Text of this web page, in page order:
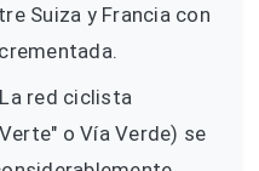
Suiza y Francia con
La red ciclista
o Vía Verde) se